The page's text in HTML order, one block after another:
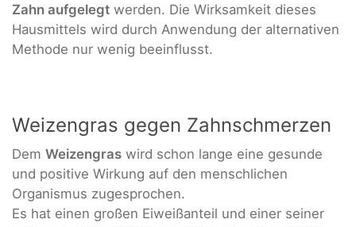
Zahn aufgelegt werden. Die Wirksamkeit dieses
Hausmittels wird durch Anwendung der alternativen
Methode nur wenig beeinflusst.
Weizengras gegen Zahnschmerzen
Dem Weizengras wird schon lange eine gesunde
und positive Wirkung auf den menschlichen
Organismus zugesprochen.
Es hat einen großen Eiweißanteil und einer seiner